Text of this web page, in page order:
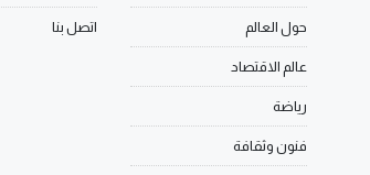
حول العالم
عالم الاقتصاد
رياضة
فنون وثقافة
اتصل بنا